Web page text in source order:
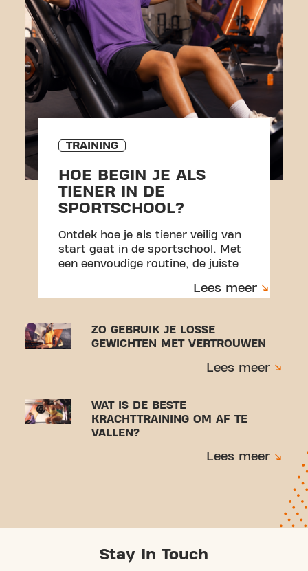
TRAINING
HOE BEGIN JE ALS
TIENER IN DE
SPORTSCHOOL?
Ontdek hoe je als tiener veilig van
start gaat in de sportschool. Met
een eenvoudige routine, de juiste
vertrouwen te trainen en blessures
Lees meer
ZO GEBRUIK JE LOSSE
GEWICHTEN MET VERTROUWEN
Lees meer
WAT IS DE BESTE
KRACHTTRAINING OM AF TE
VALLEN?
Lees meer
Stay In Touch